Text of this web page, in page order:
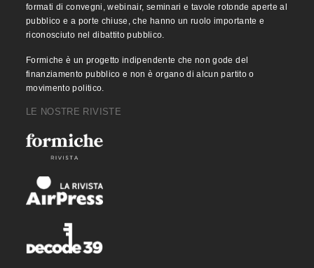
formati di convegni, webinair, seminari e tavole rotonde aperte al
pubblico e a porte chiuse, che hanno un ruolo importante e
riconosciuto nel dibattito pubblico.
Formiche è un progetto indipendente che non gode del
finanziamento pubblico e non è organo di alcun partito o
movimento politico.
LE NOSTRE RIVISTE